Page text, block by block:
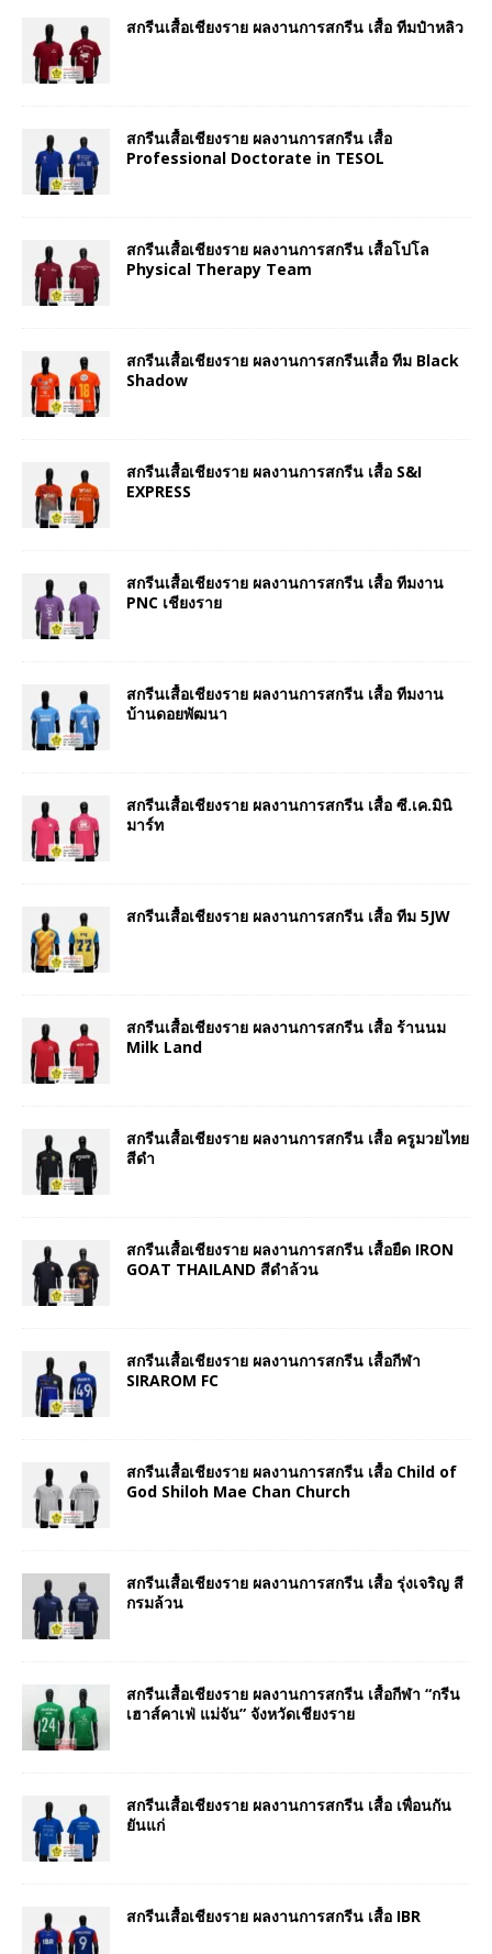
สกรีนเสื้อเชียงราย ผลงานการสกรีน เสื้อ ทีมป๋าหลิว
สกรีนเสื้อเชียงราย ผลงานการสกรีน เสื้อ
Professional Doctorate in TESOL
สกรีนเสื้อเชียงราย ผลงานการสกรีน เสื้อโปโล
Physical Therapy Team
สกรีนเสื้อเชียงราย ผลงานการสกรีนเสื้อ ทีม Black
Shadow
สกรีนเสื้อเชียงราย ผลงานการสกรีน เสื้อ S&I
EXPRESS
สกรีนเสื้อเชียงราย ผลงานการสกรีน เสื้อ ทีมงาน
PNC เชียงราย
สกรีนเสื้อเชียงราย ผลงานการสกรีน เสื้อ ทีมงาน
บ้านดอยพัฒนา
สกรีนเสื้อเชียงราย ผลงานการสกรีน เสื้อ ซี.เค.มินิ
มาร์ท
สกรีนเสื้อเชียงราย ผลงานการสกรีน เสื้อ ทีม 5JW
สกรีนเสื้อเชียงราย ผลงานการสกรีน เสื้อ ร้านนม
Milk Land
สกรีนเสื้อเชียงราย ผลงานการสกรีน เสื้อ ครูมวยไทย
สีดำ
สกรีนเสื้อเชียงราย ผลงานการสกรีน เสื้อยืด IRON
GOAT THAILAND สีดำล้วน
สกรีนเสื้อเชียงราย ผลงานการสกรีน เสื้อกีฬา
SIRAROM FC
สกรีนเสื้อเชียงราย ผลงานการสกรีน เสื้อ Child of
God Shiloh Mae Chan Church
สกรีนเสื้อเชียงราย ผลงานการสกรีน เสื้อ รุ่งเจริญ สี
กรมล้วน
สกรีนเสื้อเชียงราย ผลงานการสกรีน เสื้อกีฬา “กรีน
เฮาส์คาเฟ่ แม่จัน” จังหวัดเชียงราย
สกรีนเสื้อเชียงราย ผลงานการสกรีน เสื้อ เพื่อนกัน
ยันแก่
สกรีนเสื้อเชียงราย ผลงานการสกรีน เสื้อ IBR